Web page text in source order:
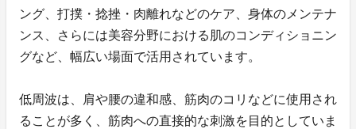
ング、打撲・捻挫・肉離れなどのケア、身体のメンテナ
ンス、さらには美容分野における肌のコンディショニン
グなど、幅広い場面で活用されています。
低周波は、肩や腰の違和感、筋肉のコリなどに使用され
ることが多く、筋肉への直接的な刺激を目的としていま